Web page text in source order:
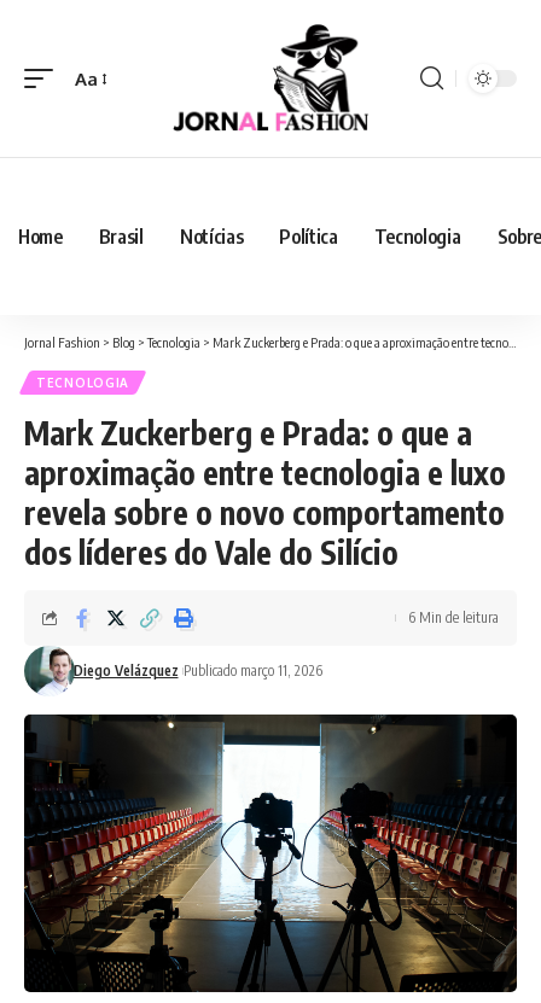
Aa
Home Brasil Notícias Política Tecnologia
Jornal Fashion > Blog >Tecnologia > Mark Zuckerberg e Prada: o que a aproximação entre tecnologia e luxo revela sobre o novo comportamento dos líderes do Vale do Silício
TECNOLOGIA
Mark Zuckerberg e Prada: o que a
aproximação entre tecnologia e luxo
revela sobre o novo comportamento
dos líderes do Vale do Silício
Diego Velázquez Publicado março 11, 2026
6 Min de leitura